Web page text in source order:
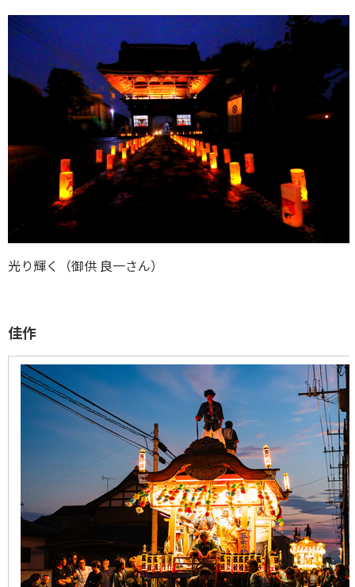
光り輝く（御供 良一さん）
佳作